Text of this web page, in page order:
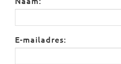
E-mailadres: